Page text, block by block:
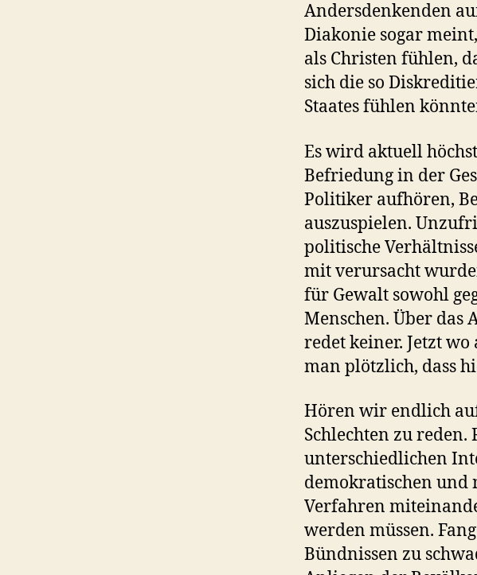
Andersdenkenden
Diakonie sogar
als Christen fühlen,
sich die so
Staates fühlen
Es wird aktuell
Befriedung in der
Politiker aufhören,
auszuspielen.
politische
mit verursacht
für Gewalt sowohl
Menschen. Über das
redet keiner. Jetzt
man plötzlich, dass
Hören wir endlich
Schlechten zu
unterschiedlichen
demokratischen und
Verfahren
werden müssen.
Bündnissen zu